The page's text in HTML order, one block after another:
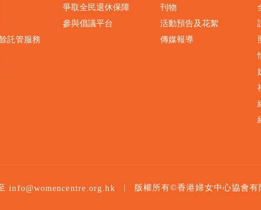
託管服務
爭取全民退休保障
參與倡議平台
刊物
活動預告及花絮
傳媒報導
info@womencentre.org.hk 版權所有©香港婦女中心協會有